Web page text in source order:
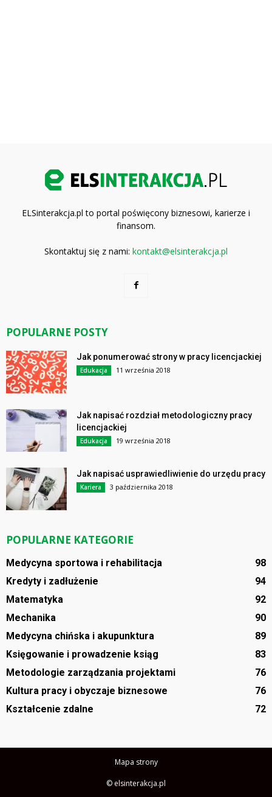
ELSinterakcja.pl to portal poświęcony biznesowi, karierze i
finansom.
Skontaktuj się z nami: kontakt@elsinterakcja.pl
POPULARNE POSTY
Jak ponumerować strony w pracy licencjackiej
Edukacja 11 września 2018
Jak napisać rozdział metodologiczny pracy
licencjackiej
Edukacja 19 września 2018
Jak napisać usprawiedliwienie do urzędu pracy
Kariera 3 października 2018
POPULARNE KATEGORIE
Medycyna sportowa i rehabilitacja
98
Kredyty i zadłużenie
94
Matematyka
92
Mechanika
90
Medycyna chińska i akupunktura
89
Księgowanie i prowadzenie ksiąg
83
Metodologie zarządzania projektami
76
Kultura pracy i obyczaje biznesowe
76
Kształcenie zdalne
72
Mapa strony
© elsinterakcja.pl